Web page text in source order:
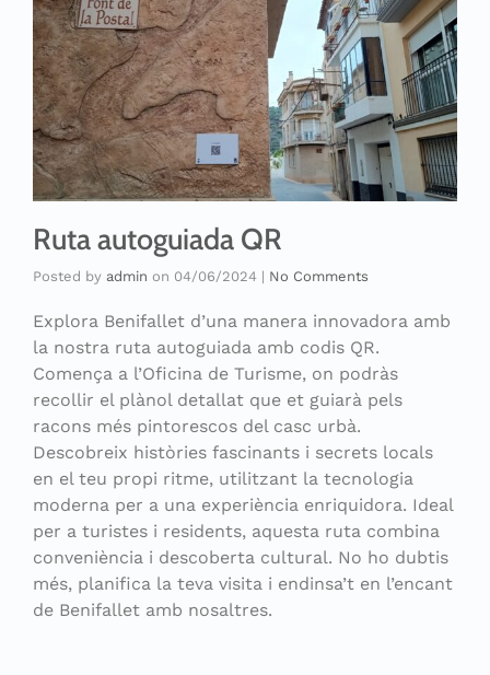
Ruta autoguiada QR
Posted by admin on 04/06/2024 | No Comments
Explora Benifallet d’una manera innovadora amb
la nostra ruta autoguiada amb codis QR.
Comença a l’Oficina de Turisme, on podràs
recollir el plànol detallat que et guiarà pels
racons més pintorescos del casc urbà.
Descobreix històries fascinants i secrets locals
en el teu propi ritme, utilitzant la tecnologia
moderna per a una experiència enriquidora. Ideal
per a turistes i residents, aquesta ruta combina
conveniència i descoberta cultural. No ho dubtis
més, planifica la teva visita i endinsa’t en l’encant
de Benifallet amb nosaltres.